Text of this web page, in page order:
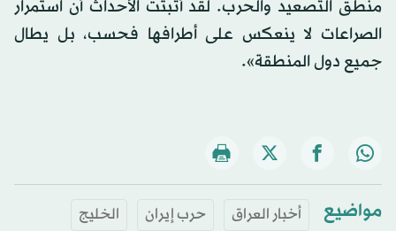
منطق التصعيد والحرب. لقد أثبتت الأحداث أن استمرار
الصراعات لا ينعكس على أطرافها فحسب، بل يطال
جميع دول المنطقة».
مواضيع أخبار العراق حرب إيران
الخليج